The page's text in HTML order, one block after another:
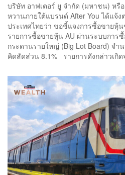
บริษัท อาฟเตอร์ ยู จำกัด (มหาชน) หรื
หวานภายใต้แบรนด์ After You ได้แจ้
ประเทศไทยว่า ขอชี้แจงการซื้อขายหุ้
รายการซื้อขายหุ้น AU ผ่านระบบการ
กระดานรายใหญ่ (Big Lot Board) จำ
คิดสัดส่วน 8.1% รายการดังกล่าวเกิด